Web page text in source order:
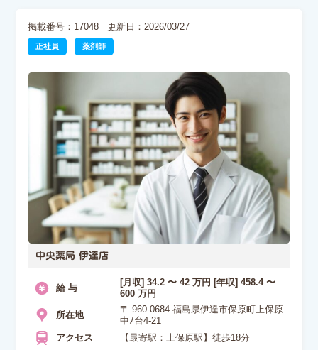
掲載番号：17048 更新日：2026/03/27
正社員 薬剤師
中央薬局 伊達店
給 与
[月収] 34.2 〜 42 万円 [年収] 458.4 〜
600 万円
所在地
〒 960-0684 福島県伊達市保原町上保原
中ﾉ台4-21
アクセス
【最寄駅：上保原駅】徒歩18分